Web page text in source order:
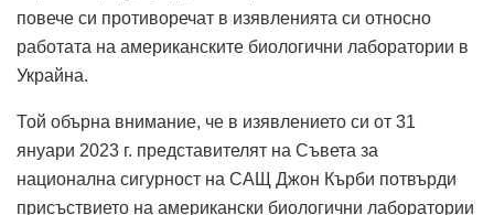
повече си противоречат в изявленията си относно
работата на американските биологични лаборатории в
Украйна.
Той обърна внимание, че в изявлението си от 31
януари 2023 г. представителят на Съвета за
национална сигурност на САЩ Джон Кърби потвърди
присъствието на американски биологични лаборатории